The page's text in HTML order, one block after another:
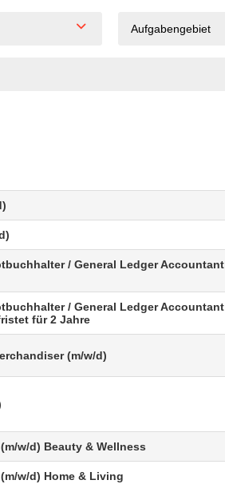
Aufgabengebiet
/ General Ledger Accountant
/ General Ledger Accountant
für 2 Jahre
(m/w/d)
w/d) Beauty & Wellness
w/d) Home & Living